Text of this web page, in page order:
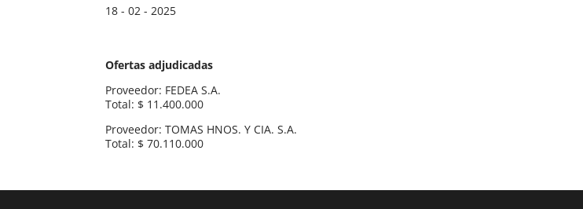
18 - 02 - 2025
Ofertas adjudicadas
Proveedor: FEDEA S.A.
Total: $ 11.400.000
Proveedor: TOMAS HNOS. Y CIA. S.A.
Total: $ 70.110.000